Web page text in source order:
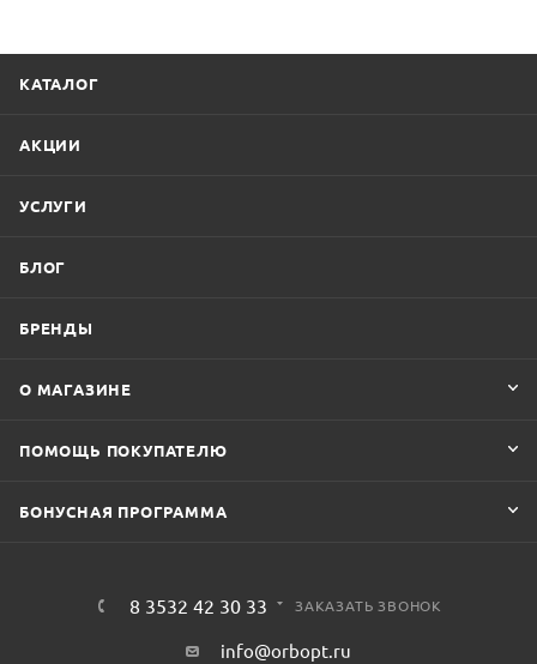
КАТАЛОГ
АКЦИИ
УСЛУГИ
БЛОГ
БРЕНДЫ
О МАГАЗИНЕ
ПОМОЩЬ ПОКУПАТЕЛЮ
БОНУСНАЯ ПРОГРАММА
8 3532 42 30 33 ЗАКАЗАТЬ ЗВОНОК
info@orbopt.ru